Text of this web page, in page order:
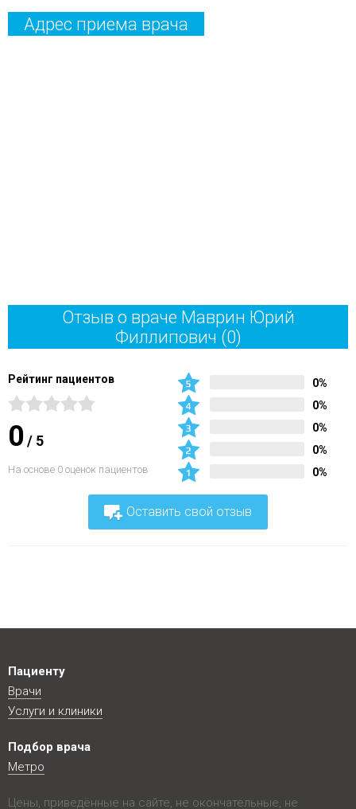
Адрес приема врача
Отзыв о враче Маврин Юрий
Филлипович (0)
Рейтинг пациентов
0 / 5
На основе 0 оценок пациентов
0%
0%
0%
0%
0%
Оставить свой отзыв
Пациенту
Врачи
Услуги и клиники
Подбор врача
Метро
Цены, приведённые на сайте, не окончательные, не